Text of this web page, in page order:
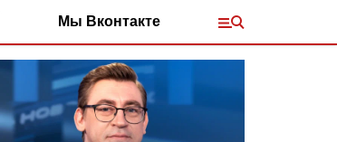
Мы Вконтакте